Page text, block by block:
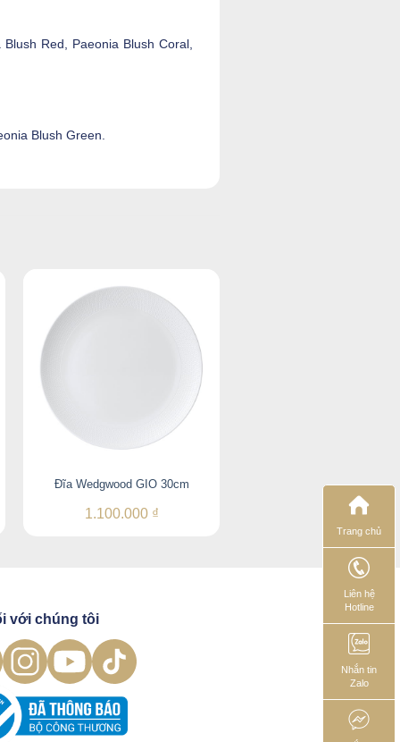
Red, Paeonia Blush Coral,
Blush Green.
Đĩa Wedgwood GIO 30cm
1.100.000 ₫
Bộ 1 cốc cà phê kèm đĩa lót
1.410.000₫
với chúng tôi
Trang chủ
Liên hệ
Hotline
Nhắn tin
Zalo